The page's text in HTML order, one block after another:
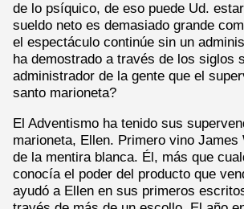
de lo psíquico, de eso puede Ud.
sueldo neto es demasiado grande
el espectáculo continúe sin un
ha demostrado a través de los siglos
administrador de la gente que el
santo marioneta?
El Adventismo ha tenido sus
marioneta, Ellen. Primero vino James
de la mentira blanca. Él, más que
conocía el poder del producto que
ayudó a Ellen en sus primeros